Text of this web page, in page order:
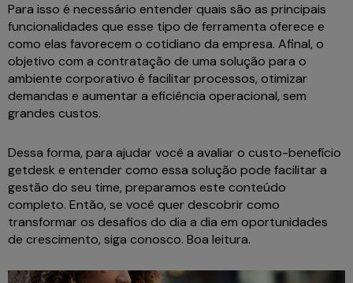
Para isso é necessário entender quais são as principais
funcionalidades que esse tipo de ferramenta oferece e
como elas favorecem o cotidiano da empresa. Afinal, o
objetivo com a contratação de uma solução para o
ambiente corporativo é facilitar processos, otimizar
demandas e aumentar a eficiência operacional, sem
grandes custos.
Dessa forma, para ajudar você a avaliar o custo-benefício
getdesk e entender como essa solução pode facilitar a
gestão do seu time, preparamos este conteúdo
completo. Então, se você quer descobrir como
transformar os desafios do dia a dia em oportunidades
de crescimento, siga conosco. Boa leitura.